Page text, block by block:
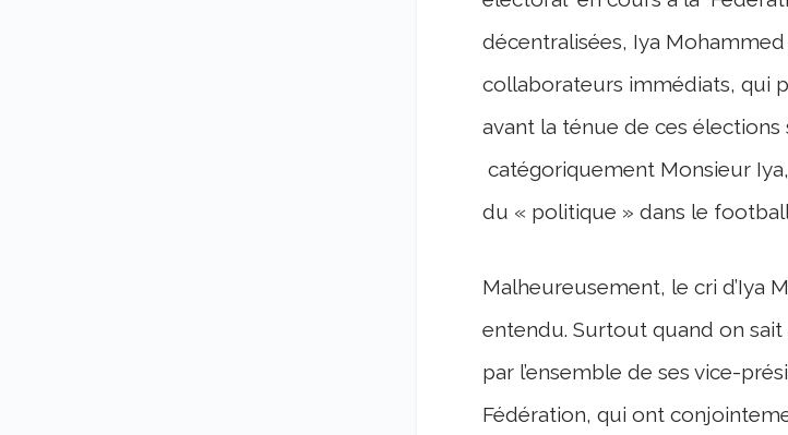
décentralisées, Iya
collaborateurs immédiats, qui
avant la ténue de ces élections
catégoriquement Monsieur
du « politique » dans le
Malheureusement, le cri d’Iya
entendu. Surtout quand on sait
par l’ensemble de ses vice-
Fédération, qui ont